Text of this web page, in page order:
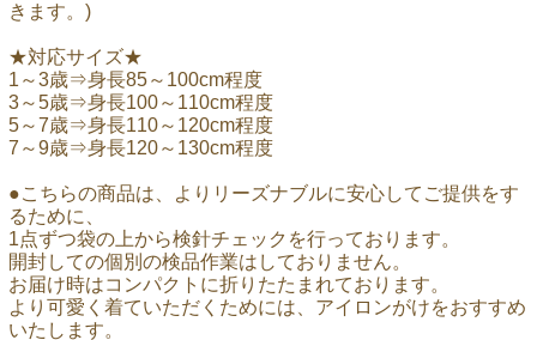
きます。)
★対応サイズ★
1～3歳⇒身長85～100cm程度
3～5歳⇒身長100～110cm程度
5～7歳⇒身長110～120cm程度
7～9歳⇒身長120～130cm程度
●こちらの商品は、よりリーズナブルに安心してご提供をす
るために、
1点ずつ袋の上から検針チェックを行っております。
開封しての個別の検品作業はしておりません。
お届け時はコンパクトに折りたたまれております。
より可愛く着ていただくためには、アイロンがけをおすすめ
いたします。